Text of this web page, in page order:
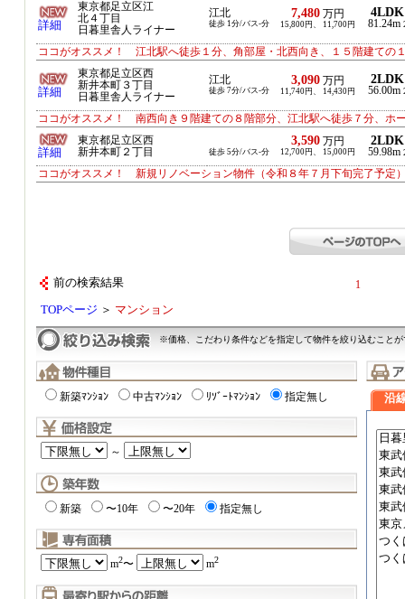
詳細
東京都足立区江
北４丁目
日暮里舎人ライナー
江北
徒歩 1分/バス-分
7,480 万円
15,800円、 11,700円
4LDK
81.24m
ココがオススメ！ 江北駅へ徒歩１分、角部屋・北西向き、１５階建ての
詳細
東京都足立区西
新井本町３丁目
日暮里舎人ライナー
江北
徒歩 7分/バス-分
3,090 万円
11,740円、 14,430円
2LDK
56.00m
ココがオススメ！ 南西向き９階建ての８階部分、江北駅へ徒歩７分、ホ
詳細
東京都足立区西
新井本町２丁目
徒歩 5分/バス-分
3,590 万円
12,700円、 15,000円
2LDK
59.98m
ココがオススメ！ 新規リノベーション物件（令和８年７月下旬完了予定
前の検索結果 1
TOPページ ＞ マンション
※価格、こだわり条件などを指定して物件を絞り込むことが
新築ﾏﾝｼｮﾝ 中古ﾏﾝｼｮﾝ ﾘｿﾞｰﾄﾏﾝｼｮﾝ 指定無し
～
新築 〜10年 〜20年 指定無し
m2〜 m2
沿